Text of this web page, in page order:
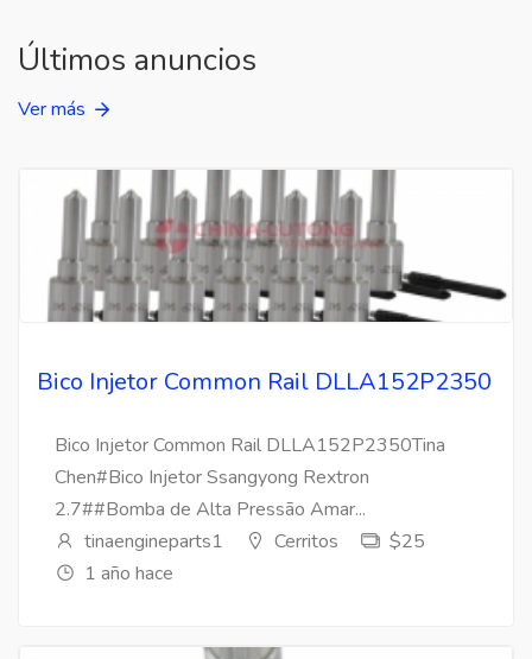
Últimos anuncios
Ver más
Bico Injetor Common Rail DLLA152P2350
Bico Injetor Common Rail DLLA152P2350Tina
Chen#Bico Injetor Ssangyong Rextron
2.7##Bomba de Alta Pressão Amar...
tinaengineparts1
Cerritos
$25
1 año hace